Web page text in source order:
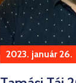
2023. január 26.